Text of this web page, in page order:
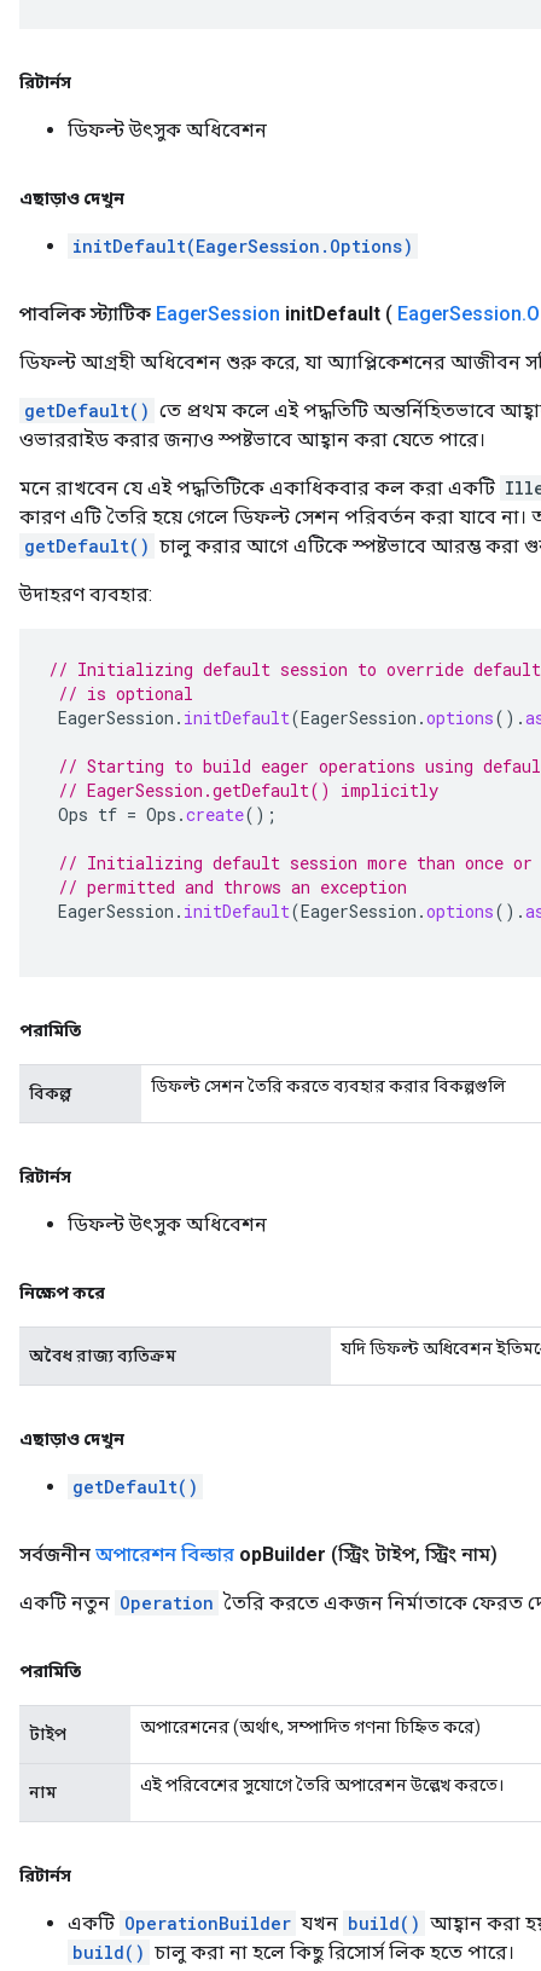
রিটার্নস
ডিফল্ট উৎসুক অধিবেশন
এছাড়াও দেখুন
initDefault(EagerSession.Options)
পাবলিক স্ট্যাটিক EagerSession initDefault ( EagerSession.
ডিফল্ট আগ্রহী অধিবেশন শুরু করে, যা অ্যাপ্লিকেশনের আজীবন
getDefault() তে প্রথম কলে এই পদ্ধতিটি অন্তর্নিহিতভাবে
ওভাররাইড করার জন্যও স্পষ্টভাবে আহ্বান করা যেতে পারে।
মনে রাখবেন যে এই পদ্ধতিটিকে একাধিকবার কল করা একটি
কারণ এটি তৈরি হয়ে গেলে ডিফল্ট সেশন পরিবর্তন করা যাবে
getDefault() চালু করার আগে এটিকে স্পষ্টভাবে আরম্ভ করা
উদাহরণ ব্যবহার:
// Initializing default session to override
// is optional
EagerSession . initDefault(EagerSession .options().
// Starting to build eager operations using
// EagerSession.getDefault() implicitly
Ops tf = Ops .create();
// Initializing default session more than once
// permitted and throws an exception
EagerSession . initDefault(EagerSession .options().
পরামিতি
বিকল্প ডিফল্ট সেশন তৈরি করতে ব্যবহার করার বিকল্পগুলি
রিটার্নস
ডিফল্ট উৎসুক অধিবেশন
নিক্ষেপ করে
অবৈধ রাজ্য ব্যতিক্রম যদি ডিফল্ট অধিবেশন
এছাড়াও দেখুন
getDefault()
সর্বজনীন অপারেশন বিল্ডার opBuilder (স্ট্রিং টাইপ, স্ট্রিং নাম)
একটি নতুন Operation তৈরি করতে একজন নির্মাতাকে ফেরত
পরামিতি
টাইপ অপারেশনের (অর্থাৎ, সম্পাদিত গণনা চিহ্নিত করে)
নাম এই পরিবেশের সুযোগে তৈরি অপারেশন উল্লেখ করতে।
রিটার্নস
একটি OperationBuilder যখন build() আহ্বান করা
build() চালু করা না হলে কিছু রিসোর্স লিক হতে পারে।